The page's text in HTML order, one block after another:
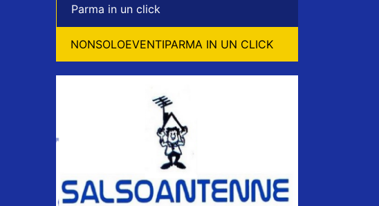
Parma in un click
NONSOLOEVENTIPARMA IN UN CLICK